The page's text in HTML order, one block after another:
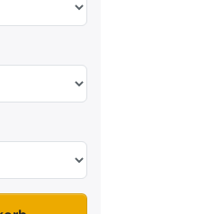
€, Menge 1. Option